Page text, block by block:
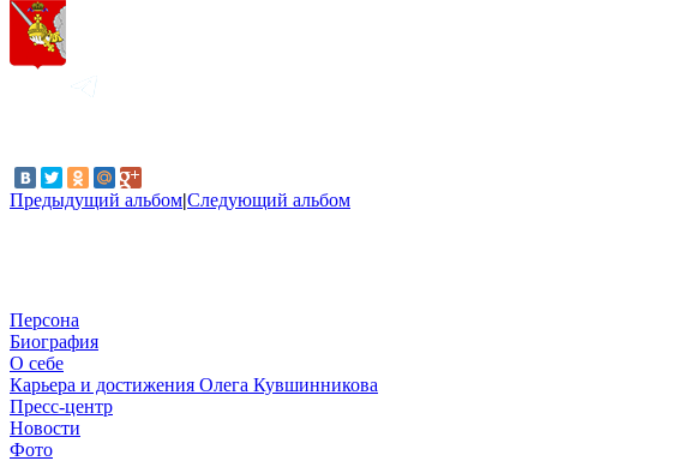
Предыдущий альбом|Следующий альбом
Персона
Биография
О себе
Карьера и достижения Олега Кувшинникова
Пресс-центр
Новости
Фото